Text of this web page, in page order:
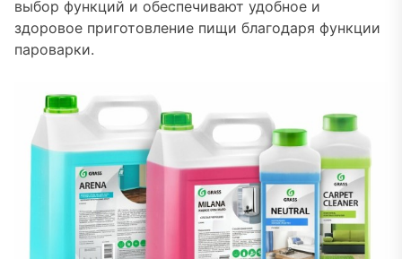
выбор функций и обеспечивают удобное и
здоровое приготовление пищи благодаря функции
пароварки.